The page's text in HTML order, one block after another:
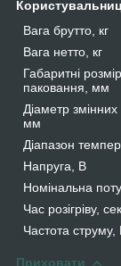
Вага брутто, кг
Вага нетто, кг
Габаритні
паковання, мм
Діаметр змінних
мм
Діапазон
Напруга, В
Номінальна
Час розігріву, сек
Частота струму,
Приховати